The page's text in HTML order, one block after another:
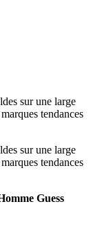
sur une large
tendances
sur une large
tendances
Guess